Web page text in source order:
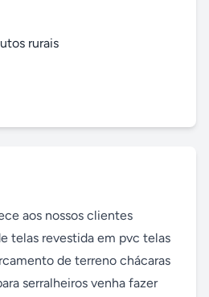
rurais
aos nossos clientes
telas revestida em pvc telas
de terreno chácaras
serralheiros venha fazer